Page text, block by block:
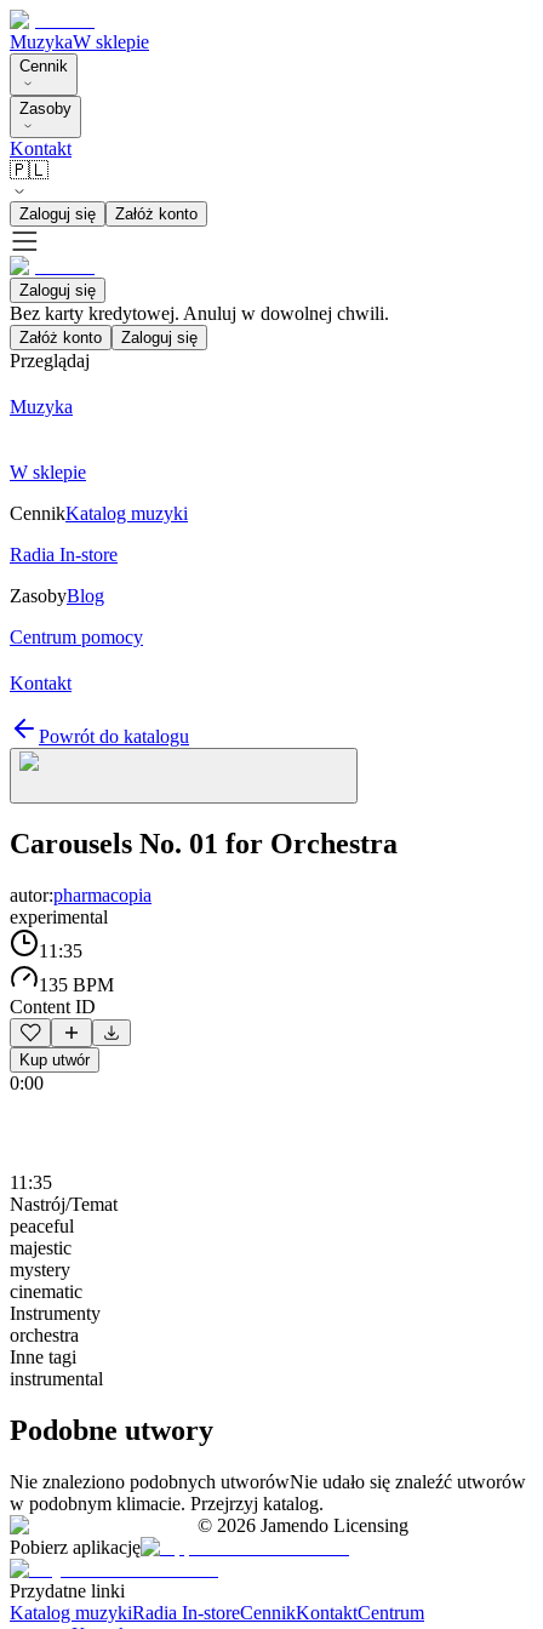
MuzykaW sklepie
Cennik
Zasoby
Kontakt
🇵🇱
Zaloguj się Załóż konto
Zaloguj się
Bez karty kredytowej. Anuluj w dowolnej chwili.
Załóż konto Zaloguj się
Przeglądaj
Muzyka
W sklepie
CennikKatalog muzyki
Radia In-store
ZasobyBlog
Centrum pomocy
Kontakt
Powrót do katalogu
Carousels No. 01 for Orchestra
autor:pharmacopia
experimental
11:35
135 BPM
Content ID
Kup utwór
0:00
11:35
Nastrój/Temat
peaceful
majestic
mystery
cinematic
Instrumenty
orchestra
Inne tagi
instrumental
Podobne utwory
Nie znaleziono podobnych utworówNie udało się znaleźć utworów
w podobnym klimacie. Przejrzyj katalog.
© 2026 Jamendo Licensing
Pobierz aplikację
Przydatne linki
Katalog muzykiRadia In-storeCennikKontaktCentrum